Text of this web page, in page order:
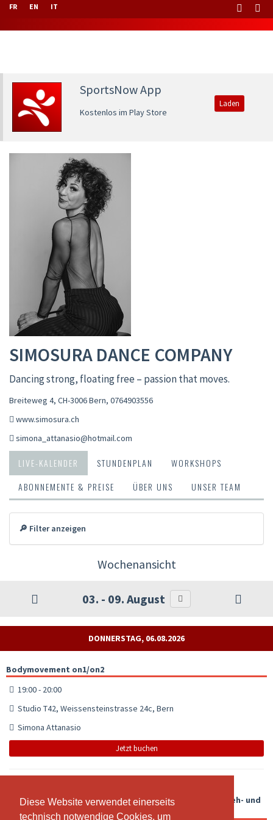
Diese Website verwendet einerseits
technisch notwendige Cookies, um
Diese Website verwendet einerseits
technisch notwendige Cookies, um
FR EN IT
SportsNow App
Kostenlos im Play Store
Laden
SIMOSURA DANCE COMPANY
Dancing strong, floating free – passion that moves.
Breiteweg 4, CH-3006 Bern, 0764903556
www.simosura.ch
simona_attanasio@hotmail.com
LIVE-KALENDER STUNDENPLAN
WORKSHOPS
ABONNEMENTE & PREISE
ÜBER UNS UNSER TEAM
🔎 Filter anzeigen
Wochenansicht
03. - 09. August
DONNERSTAG, 06.08.2026
Bodymovement on1/on2
19:00 - 20:00
Studio T42, Weissensteinstrasse 24c, Bern
Simona Attanasio
Jetzt buchen
Salsastyling on2 / Mittel (Footwork, Bodymovement, Dreh- und
Armtechnik, Musikalität & noch vieles mehr)